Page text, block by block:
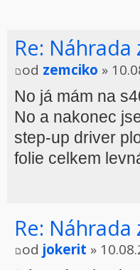
Re: Náhrada
od zemciko »
No já mám na
No a nakonec
step-up driver
folie celkem
Re: Náhrada
od jokerit »